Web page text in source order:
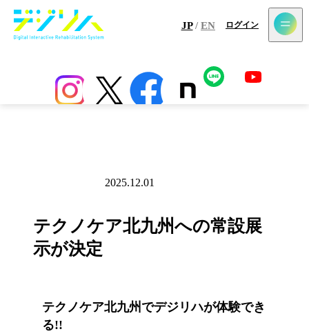
JP / EN ログイン
最新情報 コラム アプリ センサー
メールマガジン登録
2025.12.01
テクノケア北九州への常設展
示が決定
テクノケア北九州でデジリハが体験でき
る!!